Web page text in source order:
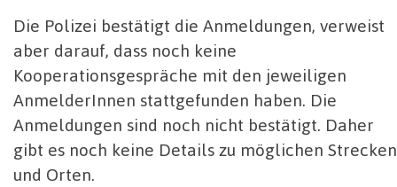
Die Polizei bestätigt die Anmeldungen, verweist
aber darauf, dass noch keine
Kooperationsgespräche mit den jeweiligen
AnmelderInnen stattgefunden haben. Die
Anmeldungen sind noch nicht bestätigt. Daher
gibt es noch keine Details zu möglichen Strecken
und Orten.